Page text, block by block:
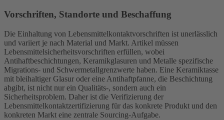
Vorschriften, Standorte und Beschaffung
Die Einhaltung von Lebensmittelkontaktvorschriften ist unerlässlich
und variiert je nach Material und Markt. Artikel müssen
Lebensmittelsicherheitsvorschriften erfüllen, wobei
Antihaftbeschichtungen, Keramikglasuren und Metalle spezifische
Migrations- und Schwermetallgrenzwerte haben. Eine Keramiktasse
mit bleihaltiger Glasur oder eine Antihaftpfanne, die Beschichtung
abgibt, ist nicht nur ein Qualitäts-, sondern auch ein
Sicherheitsproblem. Daher ist die Verifizierung der
Lebensmittelkontaktzertifizierung für das konkrete Produkt und den
konkreten Markt eine zentrale Sourcing-Aufgabe.